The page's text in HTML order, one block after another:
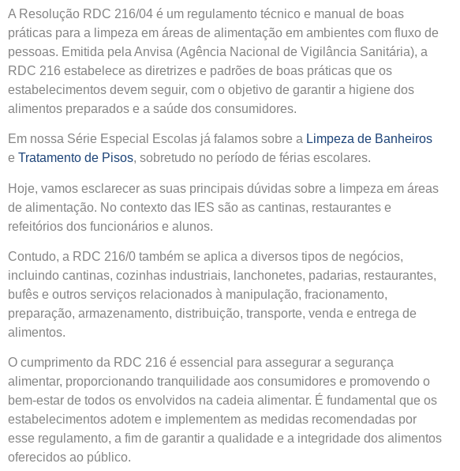
A Resolução RDC 216/04 é um regulamento técnico e manual de boas
práticas para a limpeza em áreas de alimentação em ambientes com fluxo de
pessoas. Emitida pela Anvisa (Agência Nacional de Vigilância Sanitária), a
RDC 216 estabelece as diretrizes e padrões de boas práticas que os
estabelecimentos devem seguir, com o objetivo de garantir a higiene dos
alimentos preparados e a saúde dos consumidores.
Em nossa Série Especial Escolas já falamos sobre a Limpeza de Banheiros
e Tratamento de Pisos, sobretudo no período de férias escolares.
Hoje, vamos esclarecer as suas principais dúvidas sobre a limpeza em áreas
de alimentação. No contexto das IES são as cantinas, restaurantes e
refeitórios dos funcionários e alunos.
Contudo, a RDC 216/0 também se aplica a diversos tipos de negócios,
incluindo cantinas, cozinhas industriais, lanchonetes, padarias, restaurantes,
bufês e outros serviços relacionados à manipulação, fracionamento,
preparação, armazenamento, distribuição, transporte, venda e entrega de
alimentos.
O cumprimento da RDC 216 é essencial para assegurar a segurança
alimentar, proporcionando tranquilidade aos consumidores e promovendo o
bem-estar de todos os envolvidos na cadeia alimentar. É fundamental que os
estabelecimentos adotem e implementem as medidas recomendadas por
esse regulamento, a fim de garantir a qualidade e a integridade dos alimentos
oferecidos ao público.